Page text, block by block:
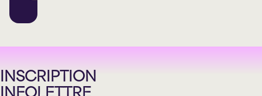
INSCRIPTION